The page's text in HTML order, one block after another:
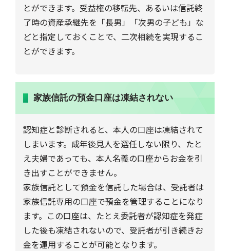
とができます。受益権の移転先、あるいは信託終
了時の資産承継先を「長男」「次男の子ども」な
どと指定しておくことで、二次相続を実現するこ
とができます。
家族信託の預金口座は凍結されない
認知症と診断されると、本人の口座は凍結されて
しまいます。成年後見人を選任しない限り、たと
え夫婦であっても、本人名義の口座からお金を引
き出すことができません。
家族信託として預金を信託した場合は、受託者は
家族信託専用の口座で預金を管理することになり
ます。この口座は、たとえ委託者が認知症を発症
した後も凍結されないので、受託者が引き続きお
金を運用することが可能となります。